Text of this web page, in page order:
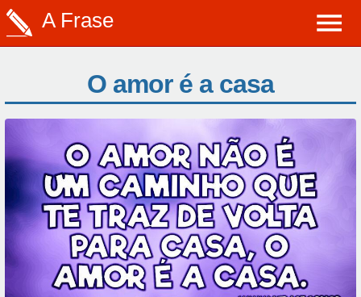
A Frase
O amor é a casa